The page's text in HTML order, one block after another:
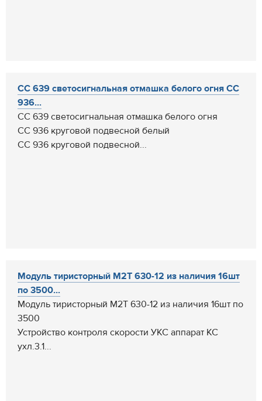
СС 639 светосигнальная отмашка белого огня СС
936...
СС 639 светосигнальная отмашка белого огня
СС 936 круговой подвесной белый
СС 936 круговой подвесной...
Модуль тиристорный М2Т 630-12 из наличия 16шт
по 3500...
Модуль тиристорный М2Т 630-12 из наличия 16шт по
3500
Устройство контроля скорости УКС аппарат КС
ухл.3.1...